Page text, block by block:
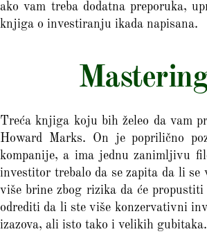
ako vam treba dodatna preporuka,
knjiga o investiranju ikada napisana.
Treća knjiga koju bih želeo da vam
Howard Marks. On je poprilično
kompanije, a ima jednu zanimljivu
investitor trebalo da se zapita da li
više brine zbog rizika da će
odrediti da li ste više konzervativni
izazova, ali isto tako i velikih gubitaka.